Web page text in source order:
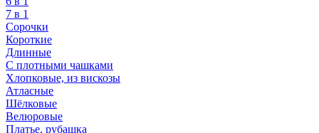
7 в 1
Сорочки
Короткие
Длинные
С плотными чашками
Хлопковые, из вискозы
Атласные
Шёлковые
Велюровые
Платье, рубашка